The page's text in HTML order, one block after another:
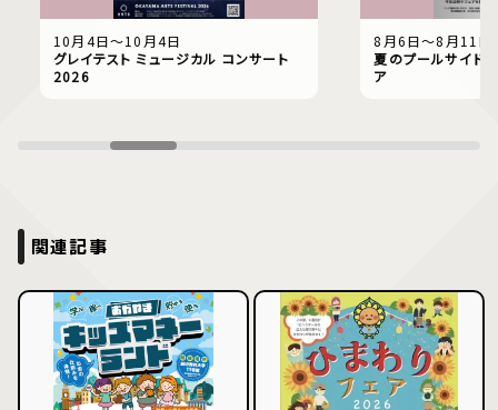
10月4日〜10月4日
グレイテスト ミュージカル コンサート
2026
8月6日〜8月11日
夏のプールサイド
ア
関連記事